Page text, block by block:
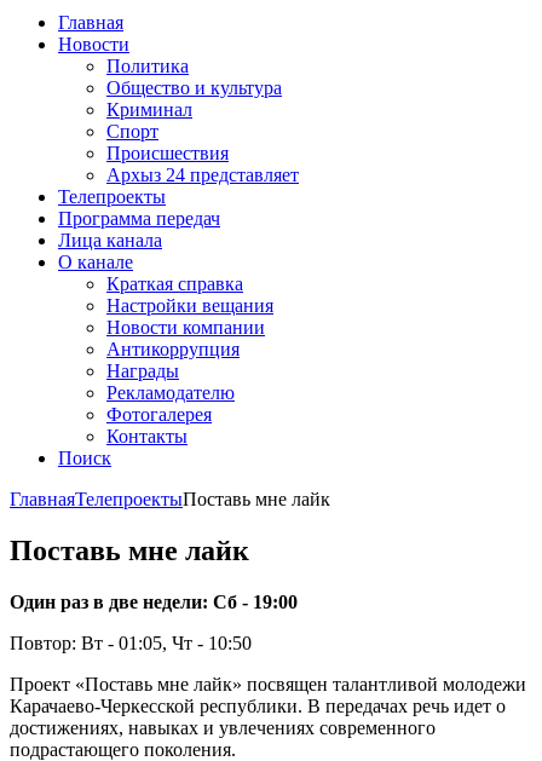
Главная
Новости
Политика
Общество и культура
Криминал
Спорт
Происшествия
Архыз 24 представляет
Телепроекты
Программа передач
Лица канала
О канале
Краткая справка
Настройки вещания
Новости компании
Антикоррупция
Награды
Рекламодателю
Фотогалерея
Контакты
Поиск
ГлавнаяТелепроектыПоставь мне лайк
Поставь мне лайк
Один раз в две недели: Сб - 19:00
Повтор: Вт - 01:05, Чт - 10:50
Проект «Поставь мне лайк» посвящен талантливой молодежи
Карачаево-Черкесской республики. В передачах речь идет о
достижениях, навыках и увлечениях современного
подрастающего поколения.